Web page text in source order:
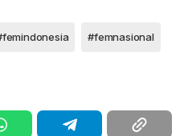
#femnasional